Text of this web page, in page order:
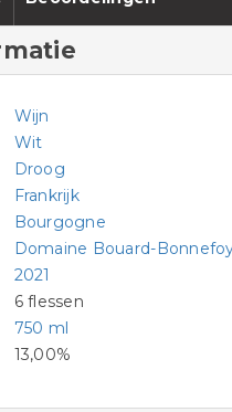
Wijn
Wit
Droog
Frankrijk
Bourgogne
Domaine Bouard-
2021
6 flessen
750 ml
13,00%